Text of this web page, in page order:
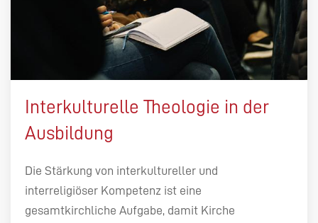
Interkulturelle Theologie in der
Ausbildung
Die Stärkung von interkultureller und
interreligiöser Kompetenz ist eine
gesamtkirchliche Aufgabe, damit Kirche